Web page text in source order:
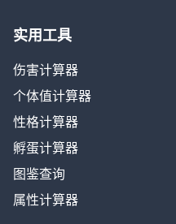
实用工具
伤害计算器
个体值计算器
性格计算器
孵蛋计算器
图鉴查询
属性计算器